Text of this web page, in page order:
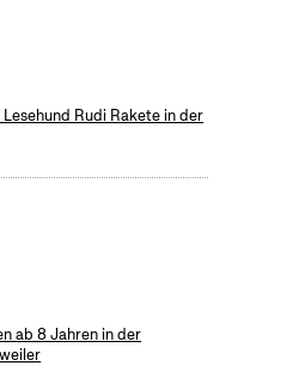
Rudi Rakete in der
ab 8 Jahren in der